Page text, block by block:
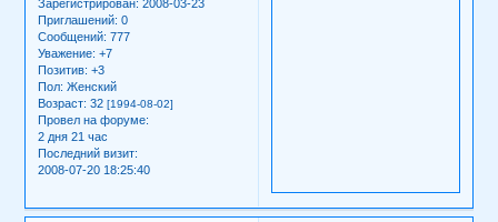
Зарегистрирован: 2008-03-23
Приглашений: 0
Сообщений: 777
Уважение: +7
Позитив: +3
Пол: Женский
Возраст: 32[1994-08-02]
Провел на форуме:
2 дня 21 час
Последний визит:
2008-07-20 18:25:40